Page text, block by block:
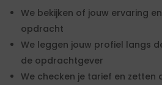
We bekijken of jouw ervaring
opdracht
We leggen jouw profiel langs
de opdrachtgever
We checken je tarief en